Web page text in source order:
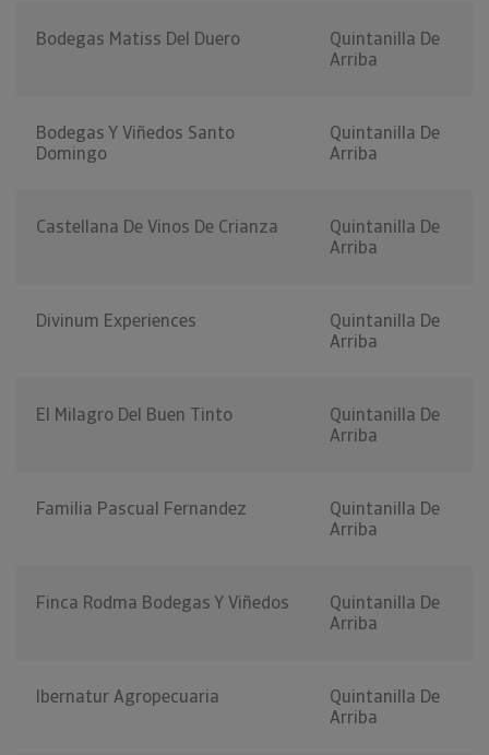
Bodegas Matiss Del Duero
Quintanilla De
Arriba
Bodegas Y Viñedos Santo
Domingo
Quintanilla De
Arriba
Castellana De Vinos De Crianza
Quintanilla De
Arriba
Divinum Experiences
Quintanilla De
Arriba
El Milagro Del Buen Tinto
Quintanilla De
Arriba
Familia Pascual Fernandez
Quintanilla De
Arriba
Finca Rodma Bodegas Y Viñedos
Quintanilla De
Arriba
Ibernatur Agropecuaria
Quintanilla De
Arriba